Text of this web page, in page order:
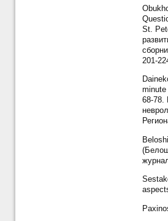
St.
201-
68-